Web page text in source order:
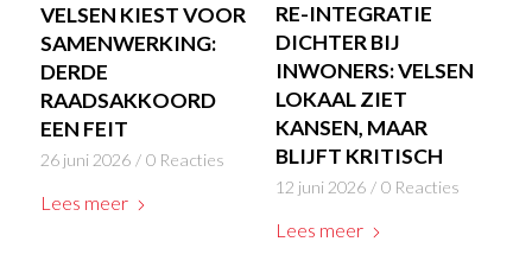
VELSEN KIEST VOOR
SAMENWERKING:
DERDE
RAADSAKKOORD
EEN FEIT
26 juni 2026 / 0 Reacties
Lees meer
RE-INTEGRATIE
DICHTER BIJ
INWONERS: VELSEN
LOKAAL ZIET
KANSEN, MAAR
BLIJFT KRITISCH
12 juni 2026 / 0 Reacties
Lees meer